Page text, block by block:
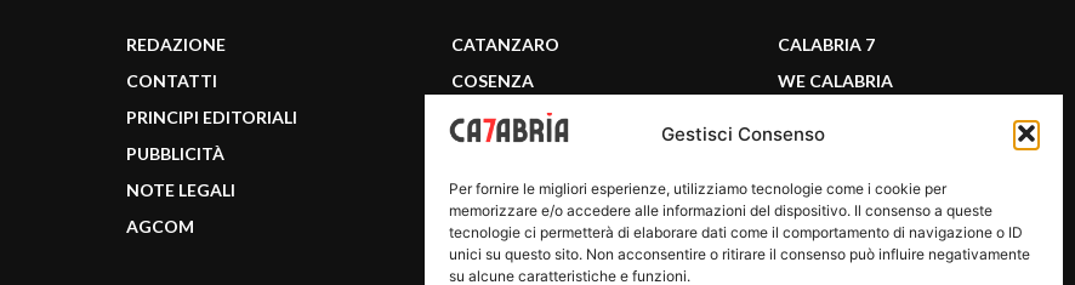
Gestisci Consenso
Per fornire le migliori esperienze, utilizziamo tecnologie come i cookie per
memorizzare e/o accedere alle informazioni del dispositivo. Il consenso a queste
tecnologie ci permetterà di elaborare dati come il comportamento di navigazione o ID
unici su questo sito. Non acconsentire o ritirare il consenso può influire negativamente
su alcune caratteristiche e funzioni.
REDAZIONE
CONTATTI
PRINCIPI EDITORIALI
PUBBLICITÀ
NOTE LEGALI
AGCOM
CATANZARO
COSENZA
CROTONE
VIBO VALENTIA
CALABRIA 7
WE CALABRIA
INSIDER 24